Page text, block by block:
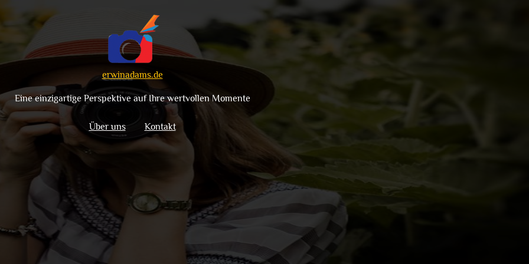
erwinadams.de
Eine einzigartige Perspektive auf Ihre wertvollen Momente
Über uns Kontakt